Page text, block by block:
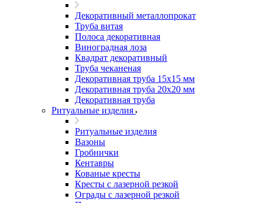
Декоративный металлопрокат
Труба витая
Полоса декоративная
Виноградная лоза
Квадрат декоративный
Труба чеканеная
Декоративная труба 15х15 мм
Декоративная труба 20х20 мм
Декоративная труба
Ритуальные изделия
Ритуальные изделия
Вазоны
Гробнички
Кентавры
Кованые кресты
Кресты с лазерной резкой
Ограды с лазерной резкой